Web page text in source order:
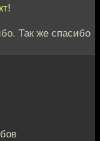
Так же спасибо